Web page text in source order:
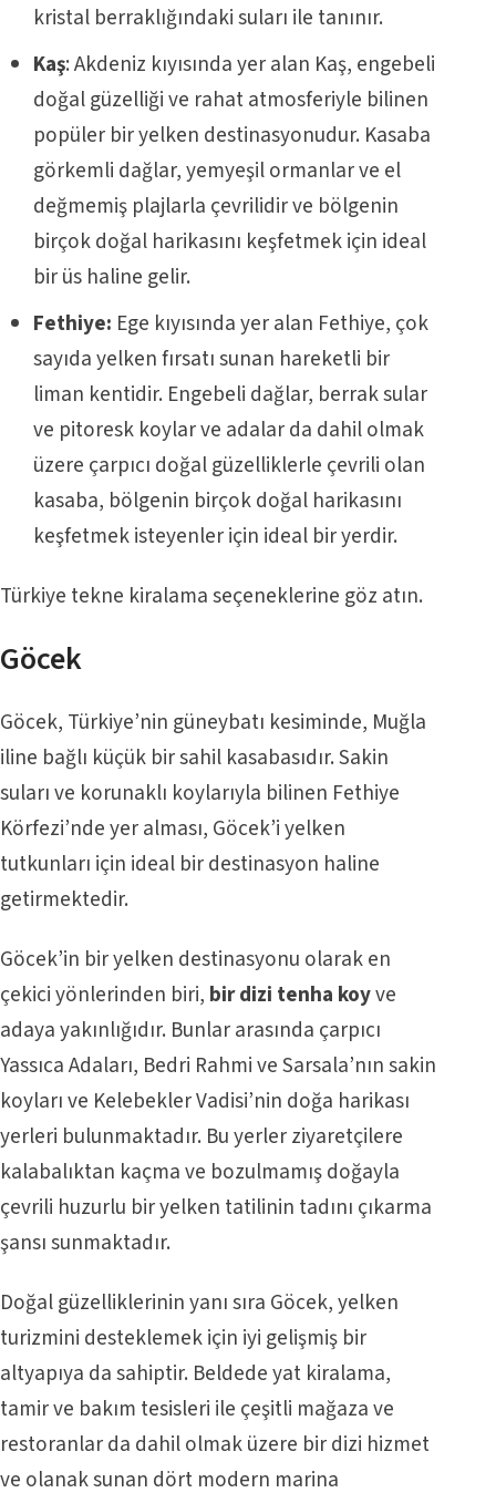
kristal berraklığındaki suları ile tanınır.
Kaş: Akdeniz kıyısında yer alan Kaş, engebeli
doğal güzelliği ve rahat atmosferiyle bilinen
popüler bir yelken destinasyonudur. Kasaba
görkemli dağlar, yemyeşil ormanlar ve el
değmemiş plajlarla çevrilidir ve bölgenin
birçok doğal harikasını keşfetmek için ideal
bir üs haline gelir.
Fethiye: Ege kıyısında yer alan Fethiye, çok
sayıda yelken fırsatı sunan hareketli bir
liman kentidir. Engebeli dağlar, berrak sular
ve pitoresk koylar ve adalar da dahil olmak
üzere çarpıcı doğal güzelliklerle çevrili olan
kasaba, bölgenin birçok doğal harikasını
keşfetmek isteyenler için ideal bir yerdir.
Türkiye tekne kiralamaseçeneklerine göz atın.
Göcek
Göcek, Türkiye’nin güneybatı kesiminde, Muğla
iline bağlı küçük bir sahil kasabasıdır. Sakin
suları ve korunaklı koylarıyla bilinen Fethiye
Körfezi’nde yer alması, Göcek’i yelken
tutkunları için ideal bir destinasyon haline
getirmektedir.
Göcek’in bir yelken destinasyonu olarak en
çekici yönlerinden biri, bir dizi tenha koyve
adaya yakınlığıdır. Bunlar arasında çarpıcı
Yassıca Adaları, Bedri Rahmi ve Sarsala’nın sakin
koyları ve Kelebekler Vadisi’nin doğa harikası
yerleri bulunmaktadır. Bu yerler ziyaretçilere
kalabalıktan kaçma ve bozulmamış doğayla
çevrili huzurlu bir yelken tatilinin tadını çıkarma
şansı sunmaktadır.
Doğal güzelliklerinin yanı sıra Göcek, yelken
turizmini desteklemek için iyi gelişmiş bir
altyapıya da sahiptir. Beldede yat kiralama,
tamir ve bakım tesisleri ile çeşitli mağaza ve
restoranlar da dahil olmak üzere bir dizi hizmet
ve olanak sunan dört modern marina